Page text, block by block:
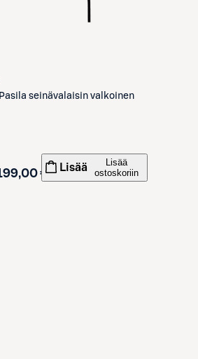
Pasila seinävalaisin valkoinen
€ Lisää
Lisää
ostoskoriin